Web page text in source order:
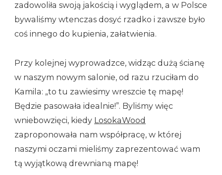
zadowoliła swoją jakością i wyglądem, a w Polsce
bywaliśmy wtenczas dosyć rzadko i zawsze było
coś innego do kupienia, załatwienia.
Przy kolejnej wyprowadzce, widząc dużą ścianę
w naszym nowym salonie, od razu rzuciłam do
Kamila: „to tu zawiesimy wreszcie tę mapę!
Będzie pasowała idealnie!”. Byliśmy więc
wniebowzięci, kiedy LosokaWood
zaproponowała nam współpracę, w której
naszymi oczami mieliśmy zaprezentować wam
tą wyjątkową drewnianą mapę!